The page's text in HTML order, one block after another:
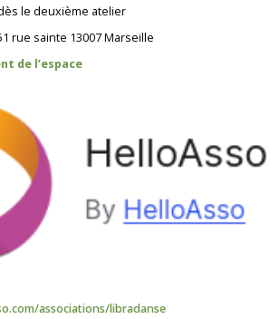
le deuxième atelier
rue sainte 13007 Marseille
de l’espace
associations/libradanse